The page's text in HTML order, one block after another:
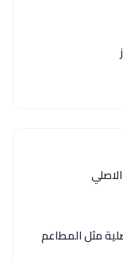
مثل المطاعم